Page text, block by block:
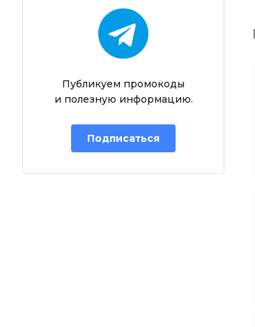
Публикуем промокоды
и полезную информацию.
Подписаться